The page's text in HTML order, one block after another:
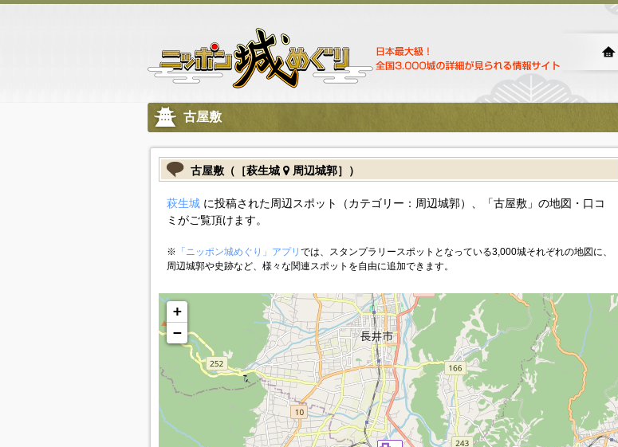
古屋敷
古屋敷（［萩生城 周辺城郭］）
萩生城に投稿された周辺スポット（カテゴリー：周辺城郭）、「古屋敷」の地図・口コ
ミがご覧頂けます。
※ 「ニッポン城めぐり」アプリ では、スタンプラリースポットとなっている3,000城それぞれの地図に、
周辺城郭や史跡など、様々な関連スポットを自由に追加できます。
+
−